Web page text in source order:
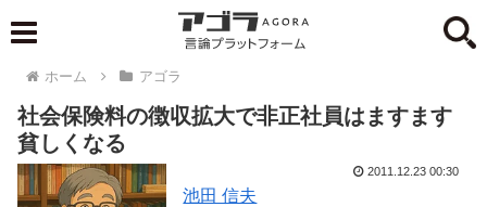
ホーム アゴラ
社会保険料の徴収拡大で非正社員はますます
貧しくなる
池田 信夫
2011.12.23 00:30